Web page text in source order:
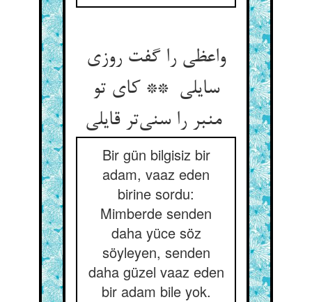
واعظی را گفت روزی
سایلی ** کای تو
منبر را سنی‌تر قایلی
Bir gün bilgisiz bir
adam, vaaz eden
birine sordu:
Mimberde senden
daha yüce söz
söyleyen, senden
daha güzel vaaz eden
bir adam bile yok.